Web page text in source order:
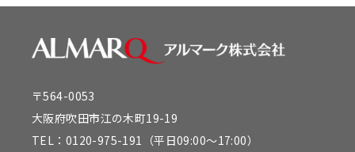
〒564-0053
大阪府吹田市江の木町19-19
TEL： 0120-975-191 （平日09:00～17:00）